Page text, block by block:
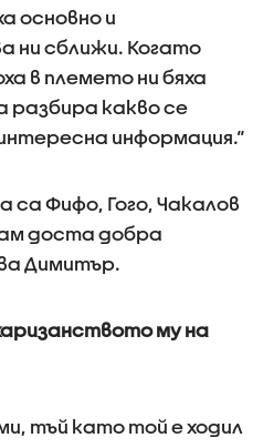
основно и
ни сближи. Когато
в племето ни бяха
разбира какво се
информация.“
са Фифо, Гого, Чакалов
доста добра
Димитър.
му на
тъй като той е ходил